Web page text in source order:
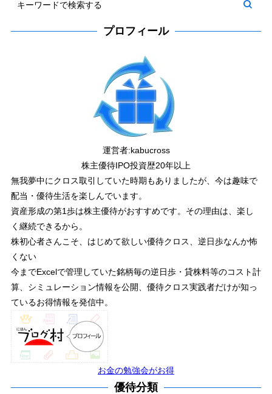
プロフィール
運営者:kabucross
株主優待IPO投資歴20年以上
無我夢中にクロス取引していた時期もありましたが、今は趣味で
配当・優待生活を楽しんでいます。
資産形成の第1歩は株主優待がおすすめです。その理由は、楽し
く継続できるから。
株初心者さんこそ、はじめて欲しい優待クロス、逆日歩なんか怖
くない
今までExcelで管理していた銘柄毎の逆日歩・貸株料等のコスト計
算、シミュレーション情報を公開、優待クロス実践者だけが知っ
ているお得情報を発信中。
お金の勉強会がお得
優待分類